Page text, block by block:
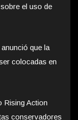
el uso de
que la
colocadas en
Rising Action
conservadores